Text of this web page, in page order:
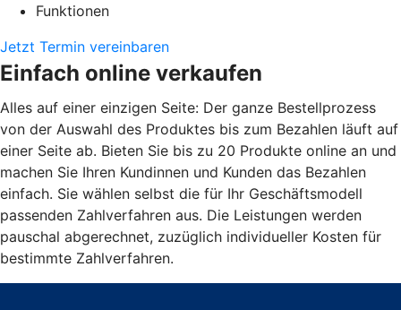
Funktionen
Jetzt Termin vereinbaren
Einfach online verkaufen
Alles auf einer einzigen Seite: Der ganze Bestellprozess
von der Auswahl des Produktes bis zum Bezahlen läuft auf
einer Seite ab. Bieten Sie bis zu 20 Produkte online an und
machen Sie Ihren Kundinnen und Kunden das Bezahlen
einfach. Sie wählen selbst die für Ihr Geschäftsmodell
passenden Zahlverfahren aus. Die Leistungen werden
pauschal abgerechnet, zuzüglich individueller Kosten für
bestimmte Zahlverfahren.